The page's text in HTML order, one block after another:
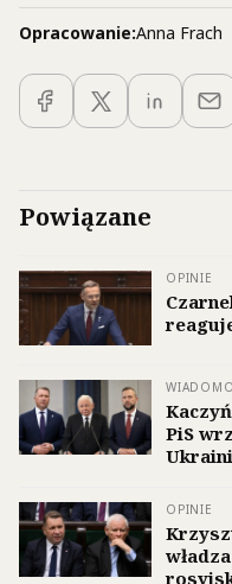
Opracowanie:Anna Frach
Powiązane
OPINIE
PiS
OPINIE